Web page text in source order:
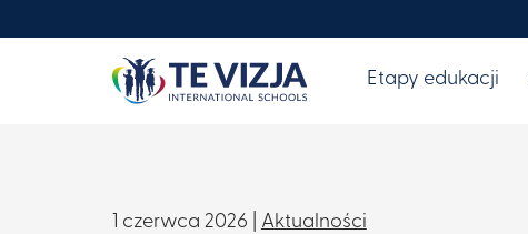
Etapy edukacji
1 czerwca 2026 | Aktualności